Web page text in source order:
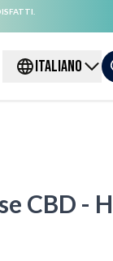
ITALIANO
CBD -